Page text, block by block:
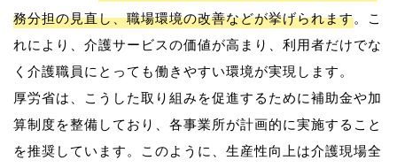
務分担の見直し、職場環境の改善などが挙げられます。こ
れにより、介護サービスの価値が高まり、利用者だけでな
く介護職員にとっても働きやすい環境が実現します。
厚労省は、こうした取り組みを促進するために補助金や加
算制度を整備しており、各事業所が計画的に実施すること
を推奨しています。このように、生産性向上は介護現場全